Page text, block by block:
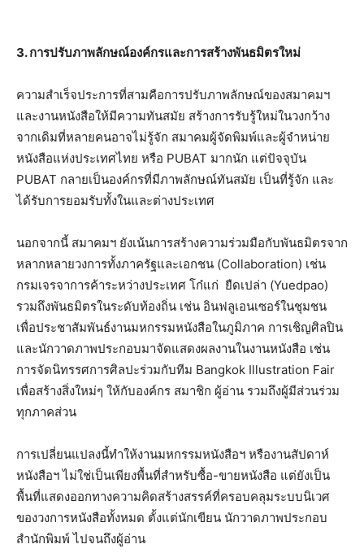
3. การปรับภาพลักษณ์องค์กรและการสร้างพันธมิตรใหม่
ความสำเร็จประการที่สามคือการปรับภาพลักษณ์ของสมาคมฯ
และงานหนังสือให้มีความทันสมัย สร้างการรับรู้ใหม่ในวงกว้าง
จากเดิมที่หลายคนอาจไม่รู้จัก สมาคมผู้จัดพิมพ์และผู้จำหน่าย
หนังสือแห่งประเทศไทย หรือ PUBAT มากนัก แต่ปัจจุบัน
PUBAT กลายเป็นองค์กรที่มีภาพลักษณ์ทันสมัย เป็นที่รู้จัก และ
ได้รับการยอมรับทั้งในและต่างประเทศ
นอกจากนี้ สมาคมฯ ยังเน้นการสร้างความร่วมมือกับพันธมิตรจาก
หลากหลายวงการทั้งภาครัฐและเอกชน (Collaboration) เช่น
กรมเจรจาการค้าระหว่างประเทศ โก๋แก่ ยืดเปล่า (Yuedpao)
รวมถึงพันธมิตรในระดับท้องถิ่น เช่น อินฟลูเอนเซอร์ในชุมชน
เพื่อประชาสัมพันธ์งานมหกรรมหนังสือในภูมิภาค การเชิญศิลปิน
และนักวาดภาพประกอบมาจัดแสดงผลงานในงานหนังสือ เช่น
การจัดนิทรรศการศิลปะร่วมกับทีม Bangkok Illustration Fair
เพื่อสร้างสิ่งใหม่ๆ ให้กับองค์กร สมาชิก ผู้อ่าน รวมถึงผู้มีส่วนร่วม
ทุกภาคส่วน
การเปลี่ยนแปลงนี้ทำให้งานมหกรรมหนังสือฯ หรืองานสัปดาห์
หนังสือฯ ไม่ใช่เป็นเพียงพื้นที่สำหรับซื้อ-ขายหนังสือ แต่ยังเป็น
พื้นที่แสดงออกทางความคิดสร้างสรรค์ที่ครอบคลุมระบบนิเวศ
ของวงการหนังสือทั้งหมด ตั้งแต่นักเขียน นักวาดภาพประกอบ
สำนักพิมพ์ ไปจนถึงผู้อ่าน